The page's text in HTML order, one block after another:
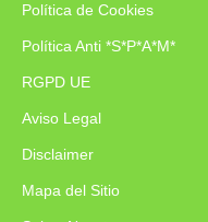
Política de Cookies
Política Anti *S*P*A*M*
RGPD UE
Aviso Legal
Disclaimer
Mapa del Sitio